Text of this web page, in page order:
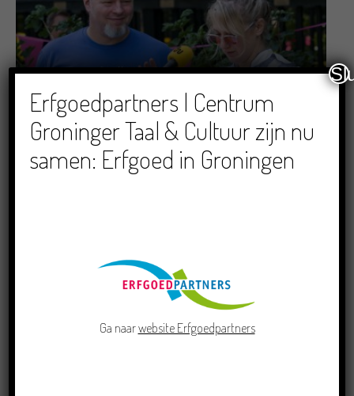
Ommaans
29/06/2026
Crowdfunding voor bijzonder kinderboek met
Groningse liedjes en verhalen
Erfgoedpartners | Centrum
Groninger Taal & Cultuur zijn nu
samen: Erfgoed in Groningen
Ga naarwebsite Erfgoedpartners